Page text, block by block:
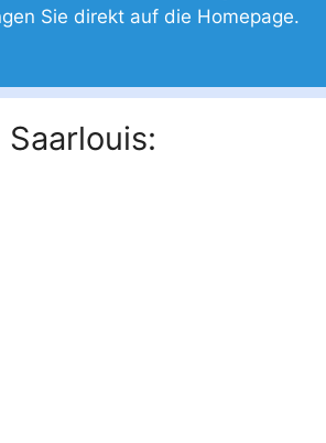
Sie direkt auf die Homepage.